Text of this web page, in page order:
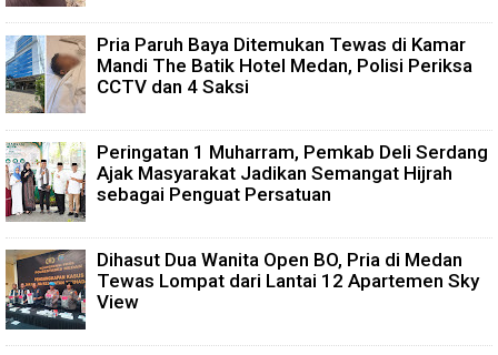
Pria Paruh Baya Ditemukan Tewas di Kamar
Mandi The Batik Hotel Medan, Polisi Periksa
CCTV dan 4 Saksi
Peringatan 1 Muharram, Pemkab Deli Serdang
Ajak Masyarakat Jadikan Semangat Hijrah
sebagai Penguat Persatuan
Dihasut Dua Wanita Open BO, Pria di Medan
Tewas Lompat dari Lantai 12 Apartemen Sky
View